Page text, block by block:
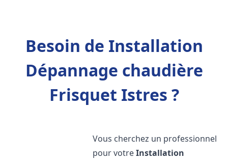
Besoin de Installation
Dépannage chaudière
Frisquet Istres ?
Vous cherchez un professionnel
pour votreInstallation